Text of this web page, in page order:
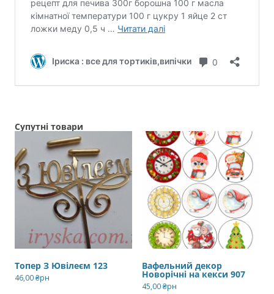
Супутні товари
Топер З Ювілеєм 123
46,00₴рн
Вафельний декор
Новорічні на кекси 907
45,00₴рн